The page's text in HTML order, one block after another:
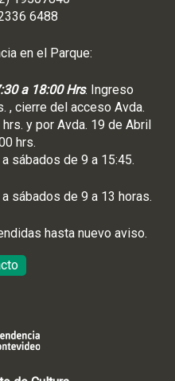
6488
en el Parque:
a 18:00 Hrs. Ingreso
, cierre del acceso Avda.
y por Avda. 19 de Abril
hrs.
sábados de 9 a 15:45.
sábados de 9 a 13 horas.
hasta nuevo aviso.